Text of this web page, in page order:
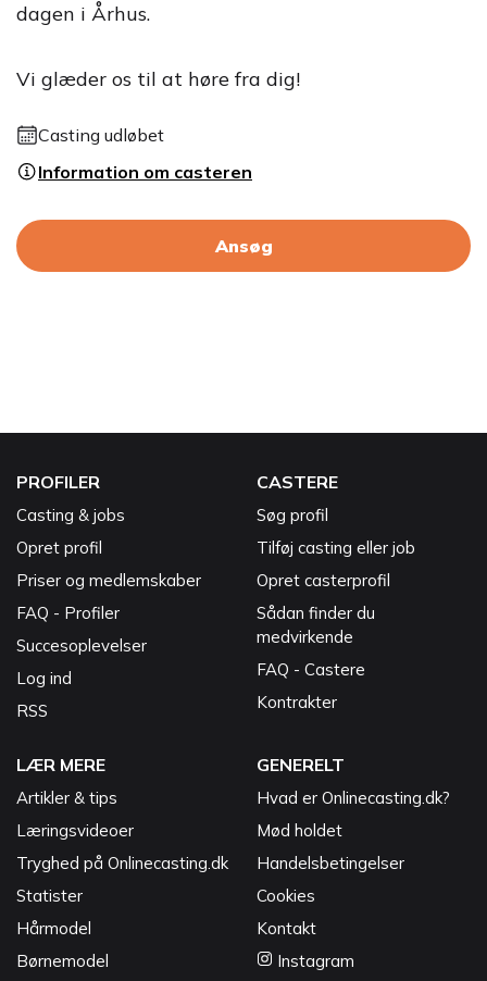
dagen i Århus.
Vi glæder os til at høre fra dig!
Casting udløbet
Information om casteren
Ansøg
PROFILER
Casting & jobs
Opret profil
Priser og medlemskaber
FAQ - Profiler
Succesoplevelser
Log ind
RSS
CASTERE
Søg profil
Tilføj casting eller job
Opret casterprofil
Sådan finder du
medvirkende
FAQ - Castere
Kontrakter
LÆR MERE
Artikler & tips
Læringsvideoer
Tryghed på Onlinecasting.dk
Statister
Hårmodel
Børnemodel
GENERELT
Hvad er Onlinecasting.dk?
Mød holdet
Handelsbetingelser
Cookies
Kontakt
Instagram